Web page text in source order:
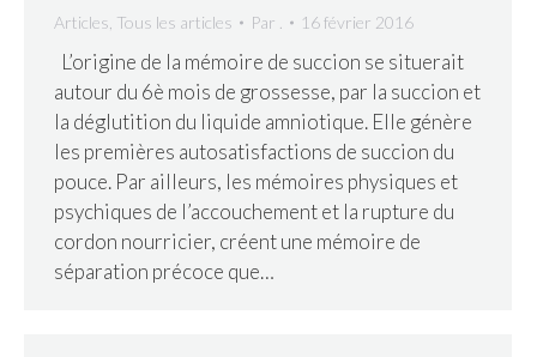
Articles Tous les articles Par 16 février 2016
L’origine de la mémoire de succion se situerait
autour du 6è mois de grossesse, par la succion et
la déglutition du liquide amniotique. Elle génère
les premières autosatisfactions de succion du
pouce. Par ailleurs, les mémoires physiques et
psychiques de l’accouchement et la rupture du
cordon nourricier, créent une mémoire de
séparation précoce que…